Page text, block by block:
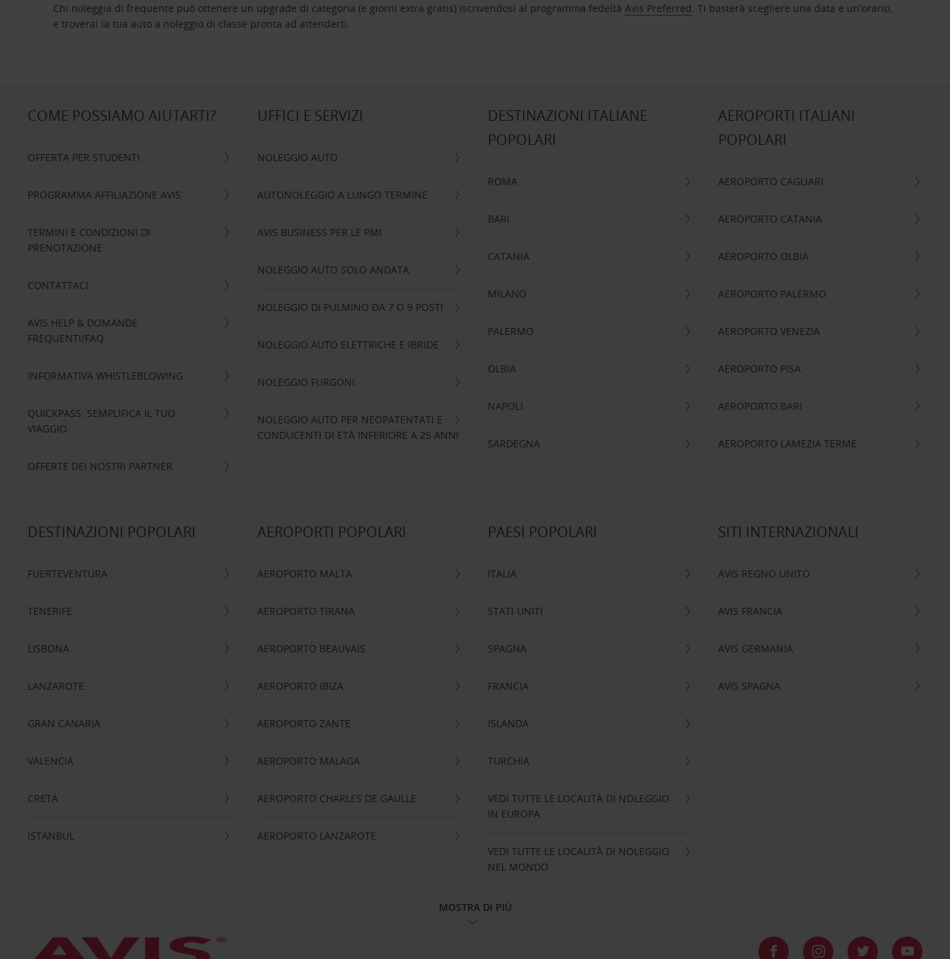
Chi noleggia di frequente può ottenere un upgrade di categoria (e giorni extra gratis) iscrivendosi al programma fedeltàAvis Preferred. Ti basterà scegliere una data e un'orario,
e troverai la tua auto a noleggio di classe pronta ad attenderti.
COME POSSIAMO AIUTARTI?
OFFERTA PER STUDENTI
PROGRAMMA AFFILIAZIONE AVIS
TERMINI E CONDIZIONI DI
PRENOTAZIONE
CONTATTACI
AVIS HELP & DOMANDE
FREQUENTI/FAQ
INFORMATIVA WHISTLEBLOWING
QUICKPASS: SEMPLIFICA IL TUO
VIAGGIO
OFFERTE DEI NOSTRI PARTNER
UFFICI E SERVIZI
NOLEGGIO AUTO
AUTONOLEGGIO A LUNGO TERMINE
AVIS BUSINESS PER LE PMI
NOLEGGIO AUTO SOLO ANDATA
NOLEGGIO DI PULMINO DA 7 O 9 POSTI
NOLEGGIO AUTO ELETTRICHE E IBRIDE
NOLEGGIO FURGONI
NOLEGGIO AUTO PER NEOPATENTATI E
CONDUCENTI DI ETÀ INFERIORE A 25 ANNI
DESTINAZIONI ITALIANE
POPOLARI
ROMA
BARI
CATANIA
MILANO
PALERMO
OLBIA
NAPOLI
SARDEGNA
AEROPORTI ITALIANI
POPOLARI
AEROPORTO CAGLIARI
AEROPORTO CATANIA
AEROPORTO OLBIA
AEROPORTO PALERMO
AEROPORTO VENEZIA
AEROPORTO PISA
AEROPORTO BARI
AEROPORTO LAMEZIA TERME
DESTINAZIONI POPOLARI
FUERTEVENTURA
TENERIFE
LISBONA
LANZAROTE
GRAN CANARIA
VALENCIA
CRETA
ISTANBUL
AEROPORTI POPOLARI
AEROPORTO MALTA
AEROPORTO TIRANA
AEROPORTO BEAUVAIS
AEROPORTO IBIZA
AEROPORTO ZANTE
AEROPORTO MALAGA
AEROPORTO CHARLES DE GAULLE
AEROPORTO LANZAROTE
PAESI POPOLARI
ITALIA
STATI UNITI
SPAGNA
FRANCIA
ISLANDA
TURCHIA
VEDI TUTTE LE LOCALITÀ DI NOLEGGIO
IN EUROPA
VEDI TUTTE LE LOCALITÀ DI NOLEGGIO
NEL MONDO
SITI INTERNAZIONALI
AVIS REGNO UNITO
AVIS FRANCIA
AVIS GERMANIA
AVIS SPAGNA
MOSTRA DI PIÙ